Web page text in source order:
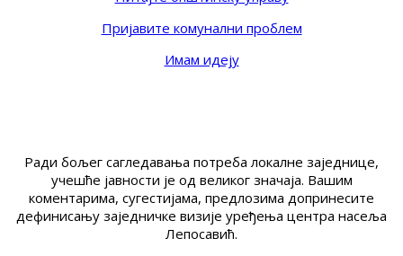
Пријавите комунални проблем
Имам идеју
Ради бољег сагледавања потреба локалне заједнице,
учешће јавности је од великог значаја. Вашим
коментарима, сугестијама, предлозима допринесите
дефинисању заједничке визије уређења центра насеља
Лепосавић.